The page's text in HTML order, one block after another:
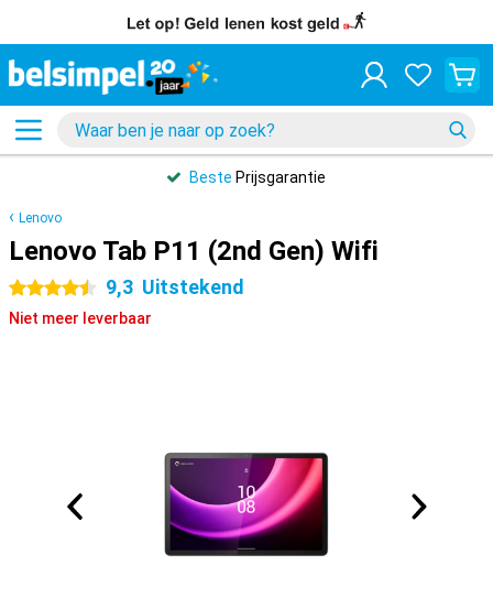
Beste Prijsgarantie
Lenovo
Lenovo Tab P11 (2nd Gen) Wifi
4.5 sterren 9,3 Uitstekend
Niet meer leverbaar